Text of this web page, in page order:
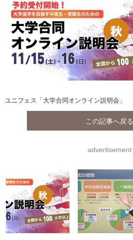
ユニフェス「大学合同オンライン説明会」
この記事へ戻る
advertisement